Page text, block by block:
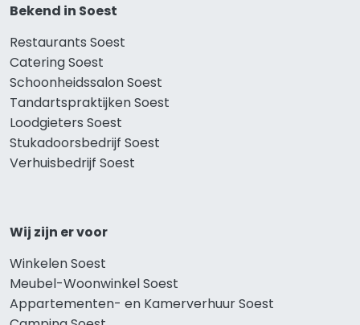
Bekend in Soest
Restaurants Soest
Catering Soest
Schoonheidssalon Soest
Tandartspraktijken Soest
Loodgieters Soest
Stukadoorsbedrijf Soest
Verhuisbedrijf Soest
Wij zijn er voor
Winkelen Soest
Meubel-Woonwinkel Soest
Appartementen- en Kamerverhuur Soest